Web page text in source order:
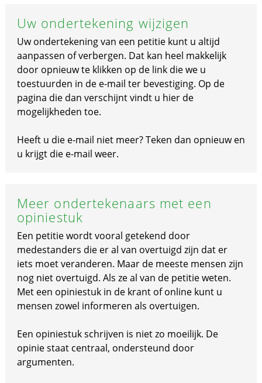
Uw ondertekening wijzigen
Uw ondertekening van een petitie kunt u altijd
aanpassen of verbergen. Dat kan heel makkelijk
door opnieuw te klikken op de link die we u
toestuurden in de e-mail ter bevestiging. Op de
pagina die dan verschijnt vindt u hier de
mogelijkheden toe.
Heeft u die e-mail niet meer? Teken dan opnieuw en
u krijgt die e-mail weer.
Meer ondertekenaars met een
opiniestuk
Een petitie wordt vooral getekend door
medestanders die er al van overtuigd zijn dat er
iets moet veranderen. Maar de meeste mensen zijn
nog niet overtuigd. Als ze al van de petitie weten.
Met een opiniestuk in de krant of online kunt u
mensen zowel informeren als overtuigen.
Een opiniestuk schrijven is niet zo moeilijk. De
opinie staat centraal, ondersteund door
argumenten.